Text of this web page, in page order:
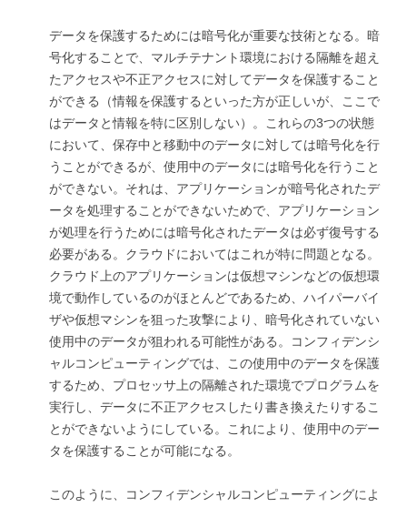
データを保護するためには暗号化が重要な技術となる。暗
号化することで、マルチテナント環境における隔離を超え
たアクセスや不正アクセスに対してデータを保護すること
ができる（情報を保護するといった方が正しいが、ここで
はデータと情報を特に区別しない）。これらの3つの状態
において、保存中と移動中のデータに対しては暗号化を行
うことができるが、使用中のデータには暗号化を行うこと
ができない。それは、アプリケーションが暗号化されたデ
ータを処理することができないためで、アプリケーション
が処理を行うためには暗号化されたデータは必ず復号する
必要がある。クラウドにおいてはこれが特に問題となる。
クラウド上のアプリケーションは仮想マシンなどの仮想環
境で動作しているのがほとんどであるため、ハイパーバイ
ザや仮想マシンを狙った攻撃により、暗号化されていない
使用中のデータが狙われる可能性がある。コンフィデンシ
ャルコンピューティングでは、この使用中のデータを保護
するため、プロセッサ上の隔離された環境でプログラムを
実行し、データに不正アクセスしたり書き換えたりするこ
とができないようにしている。これにより、使用中のデー
タを保護することが可能になる。
このように、コンフィデンシャルコンピューティングによ